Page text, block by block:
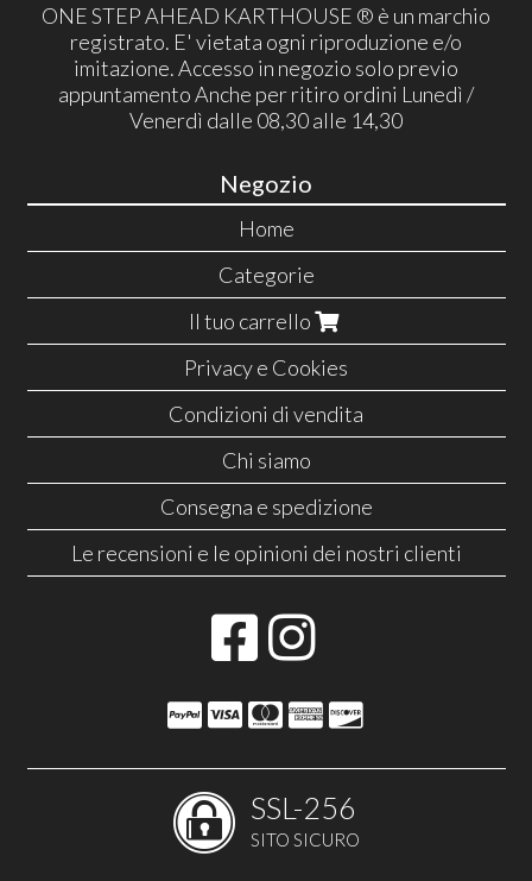
ONE STEP AHEAD KARTHOUSE ® è un marchio
registrato. E' vietata ogni riproduzione e/o
imitazione. Accesso in negozio solo previo
appuntamento Anche per ritiro ordini Lunedì /
Venerdì dalle 08,30 alle 14,30
Negozio
Home
Categorie
Il tuo carrello
Privacy e Cookies
Condizioni di vendita
Chi siamo
Consegna e spedizione
Le recensioni e le opinioni dei nostri clienti
SSL-256
SITO SICURO